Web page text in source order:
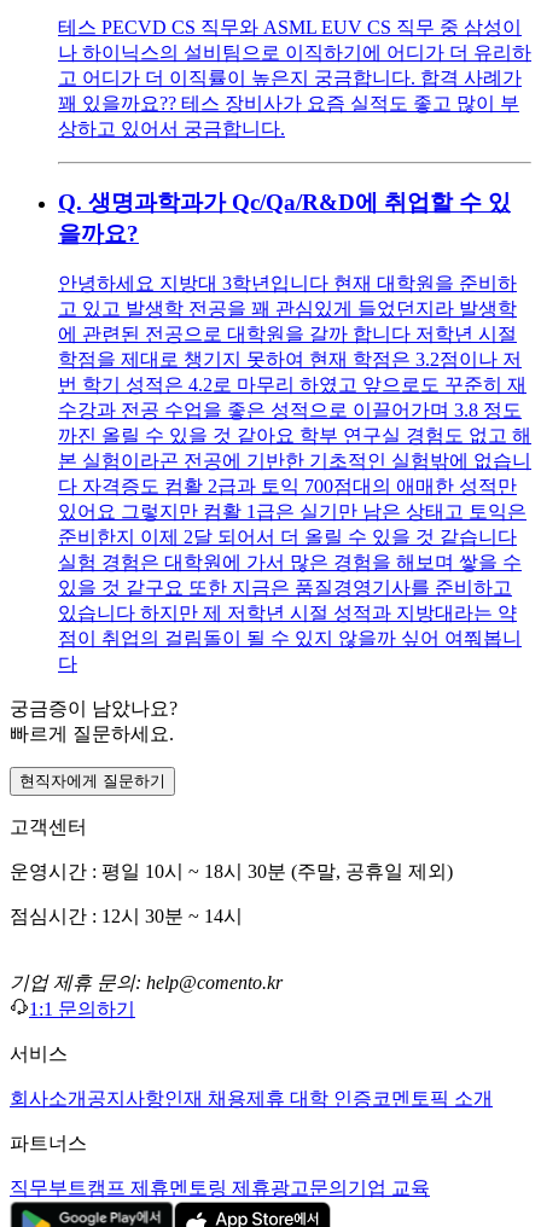
테스 PECVD CS 직무와 ASML EUV CS 직무 중 삼성이
나 하이닉스의 설비팀으로 이직하기에 어디가 더 유리하
고 어디가 더 이직률이 높은지 궁금합니다. 합격 사례가
꽤 있을까요?? 테스 장비사가 요즘 실적도 좋고 많이 부
상하고 있어서 궁금합니다.
Q. 생명과학과가 Qc/Qa/R&D에 취업할 수 있
을까요?
안녕하세요 지방대 3학년입니다 현재 대학원을 준비하
고 있고 발생학 전공을 꽤 관심있게 들었던지라 발생학
에 관련된 전공으로 대학원을 갈까 합니다 저학년 시절
학점을 제대로 챙기지 못하여 현재 학점은 3.2점이나 저
번 학기 성적은 4.2로 마무리 하였고 앞으로도 꾸준히 재
수강과 전공 수업을 좋은 성적으로 이끌어가며 3.8 정도
까진 올릴 수 있을 것 같아요 학부 연구실 경험도 없고 해
본 실험이라곤 전공에 기반한 기초적인 실험밖에 없습니
다 자격증도 컴활 2급과 토익 700점대의 애매한 성적만
있어요 그렇지만 컴활 1급은 실기만 남은 상태고 토익은
준비한지 이제 2달 되어서 더 올릴 수 있을 것 같습니다
실험 경험은 대학원에 가서 많은 경험을 해보며 쌓을 수
있을 것 같구요 또한 지금은 품질경영기사를 준비하고
있습니다 하지만 제 저학년 시절 성적과 지방대라는 약
점이 취업의 걸림돌이 될 수 있지 않을까 싶어 여쭤봅니
다
궁금증이 남았나요?
빠르게 질문하세요.
현직자에게 질문하기
고객센터
운영시간 : 평일 10시 ~ 18시 30분 (주말, 공휴일 제외)
점심시간 : 12시 30분 ~ 14시
기업 제휴 문의: help@comento.kr
1:1 문의하기
서비스
회사소개 공지사항인재 채용제휴 대학 인증코멘토픽 소개
파트너스
직무부트캠프 제휴멘토링 제휴광고문의 기업 교육